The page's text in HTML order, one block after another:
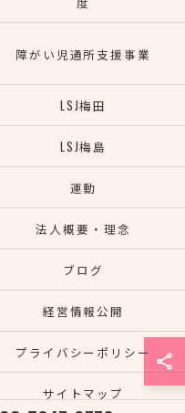
障がい児通所支援事業
LSJ梅田
LSJ梅島
運動
法人概要・理念
ブログ
経営情報公開
プライバシーポリシー
サイトマップ